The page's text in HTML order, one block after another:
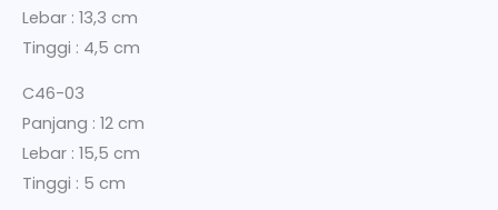
Lebar : 13,3 cm
Tinggi : 4,5 cm
C46-03
Panjang : 12 cm
Lebar : 15,5 cm
Tinggi : 5 cm